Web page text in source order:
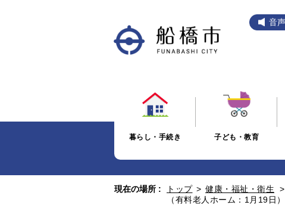
音
暮らし・手続き 子ども・教育
現在の場所 : トップ > 健康・福祉・衛生 >
（有料老人ホーム：1月19日）